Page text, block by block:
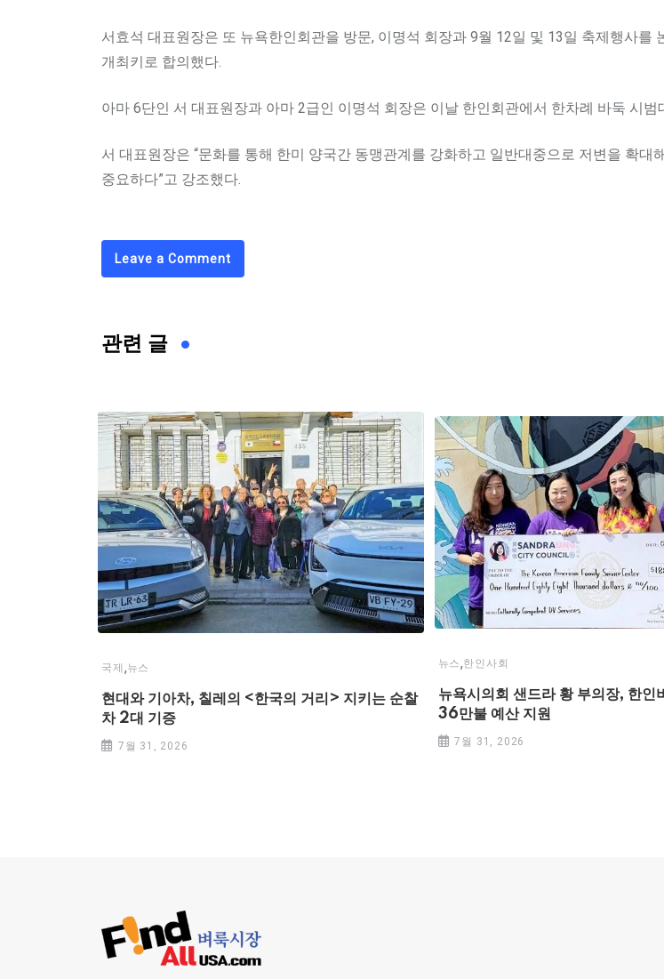
서효석 대표원장은 또 뉴욕한인회관을 방문, 이명석 회장과 9월 12일 및 13일 축제행사
개최키로 합의했다.
아마 6단인 서 대표원장과 아마 2급인 이명석 회장은 이날 한인회관에서 한차례 바둑 시범
서 대표원장은 “문화를 통해 한미 양국간 동맹관계를 강화하고 일반대중으로 저변을 확
중요하다”고 강조했다.
Leave a Comment
관련 글
국제 ,뉴스
현대와 기아차, 칠레의 <한국의 거리> 지키는 순찰
차 2대 기증
7월 31, 2026
뉴스,한인사회
뉴욕시의회 샌드라 황 부의장, 한인
36만불 예산 지원
7월 31, 2026